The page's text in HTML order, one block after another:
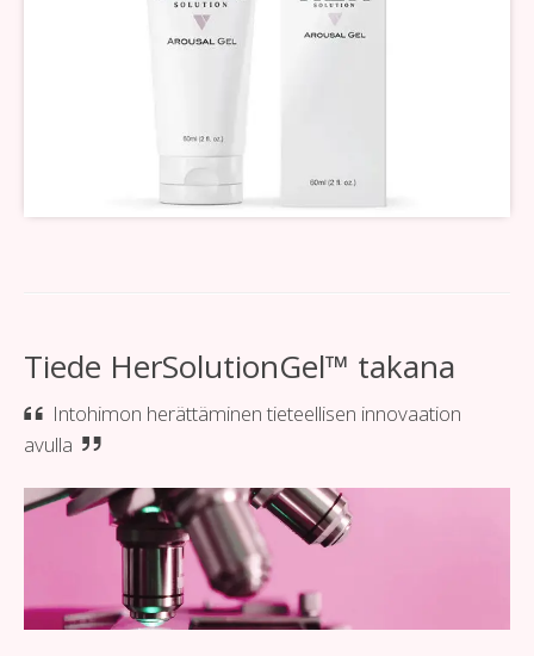
Tiede HerSolutionGel™ takana
Intohimon herättäminen tieteellisen innovaation
avulla